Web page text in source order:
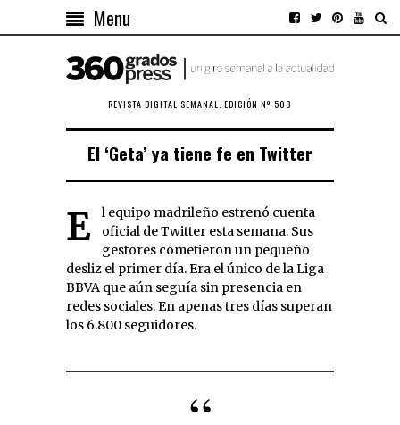
Menu
REVISTA DIGITAL SEMANAL. EDICIÓN Nº 508
El ‘Geta’ ya tiene fe en Twitter
El equipo madrileño estrenó cuenta
oficial de Twitter esta semana. Sus
gestores cometieron un pequeño
desliz el primer día. Era el único de la Liga
BBVA que aún seguía sin presencia en
redes sociales. En apenas tres días superan
los 6.800 seguidores.